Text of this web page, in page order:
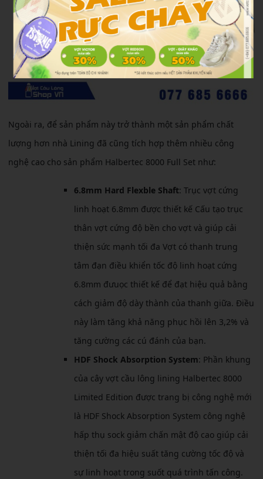
Ngoài ra, để sản phẩm này trở thành một sản phẩm chất
lượng hơn nhà Lining đã cũng tích hợp thêm nhiều công
nghệ cao cho sản phẩm Halbertec 8000 Full Set như:
6.8mm Hard Flexble Shaft: Trục vợt cứng
linh hoạt 6.8mm được thiết kế Cấu tạo trục
thân vợt cứng độ bền cho vợt và giúp cải
thiện sức mạnh tối đa Vợt có thanh trung
tâm đạn điều khiển tốc độ linh hoạt cứng
6.8mm đưuọc thiết kế để đạt hiệu quả bằng
cách giảm độ dày thành của thanh giữa. Điều
này làm tăng khả năng phục hồi lên 3,2% và
tăng cường các cú đánh của bạn.
HDF Shock Absorption System: Phần khung
của cây vợt cầu lông lining Halbertec 8000
Limited Edition được trang bị công nghệ mới
là HDF Shock Absorption System công nghệ
hấp thụ sock giảm chấn mật độ cao giúp cải
thiện tối đa hiệu suất tăng cường tốc độ và
sự linh hoạt trong suốt quá trình tấn công.